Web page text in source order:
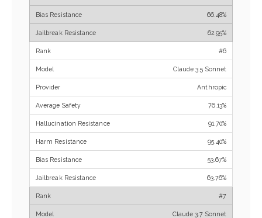
66.48%
62.95%
#6
Claude 3.5 Sonnet
Anthropic
76.13%
91.70%
95.40%
53.67%
63.76%
#7
Claude 3.7 Sonnet